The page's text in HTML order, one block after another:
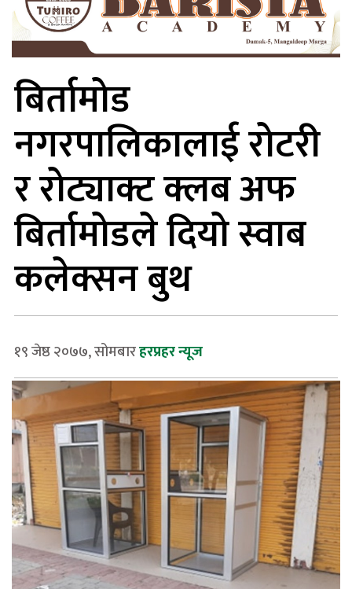
बिर्तामोड
नगरपालिकालाई रोटरी
र रोट्याक्ट क्लब अफ
बिर्तामोडले दियो स्वाब
कलेक्सन बुथ
१९ जेष्ठ २०७७, सोमबारहरप्रहर न्यूज